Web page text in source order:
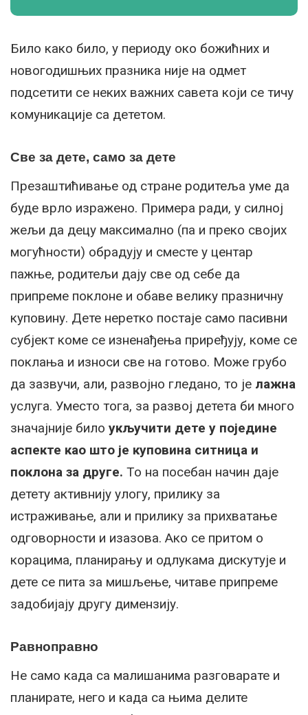
Било како било, у периоду око божићних и
новогодишњих празника није на одмет
подсетити се неких важних савета који се тичу
комуникације са дететом.
Све за дете, само за дете
Презаштићивање од стране родитеља уме да
буде врло изражено. Примера ради, у силној
жељи да децу максимално (па и преко својих
могућности) обрадују и сместе у центар
пажње, родитељи дају све од себе да
припреме поклоне и обаве велику празничну
куповину. Дете неретко постаје само пасивни
субјект коме се изненађења приређују, коме се
поклања и износи све на готово. Може грубо
да зазвучи, али, развојно гледано, то је лажна
услуга. Уместо тога, за развој детета би много
значајније било укључити дете у поједине
аспекте као што је куповина ситница и
поклона за друге. То на посебан начин даје
детету активнију улогу, прилику за
истраживање, али и прилику за прихватање
одговорности и изазова. Ако се притом о
корацима, планирању и одлукама дискутује и
дете се пита за мишљење, читаве припреме
задобијају другу димензију.
Равноправно
Не само када са малишанима разговарате и
планирате, него и када са њима делите